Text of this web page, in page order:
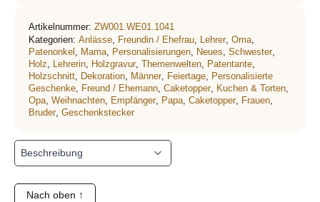
Artikelnummer: ZW001.WE01.1041
Kategorien: Anlässe, Freundin / Ehefrau, Lehrer, Oma,
Patenonkel , Mama, Personalisierungen, Neues, Schwester,
Holz, Lehrerin, Holzgravur, Themenwelten, Patentante,
Holzschnitt, Dekoration, Männer, Feiertage, Personalisierte
Geschenke, Freund / Ehemann, Caketopper, Kuchen & Torten,
Opa, Weihnachten, Empfänger, Papa, Caketopper, Frauen,
Bruder, Geschenkstecker
Nach oben ↑